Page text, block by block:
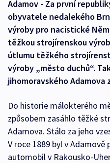
Adamov - Za první
obyvatele nedalekého
výroby pro nacistické
těžkou strojírenskou
útlumu těžkého
výroby „město duchů“.
jihomoravského Adamova
Do historie málokterého
způsobem zasáhlo těžké
Adamova. Stálo za jeho
V roce 1889 byl v
automobil v Rakousko-